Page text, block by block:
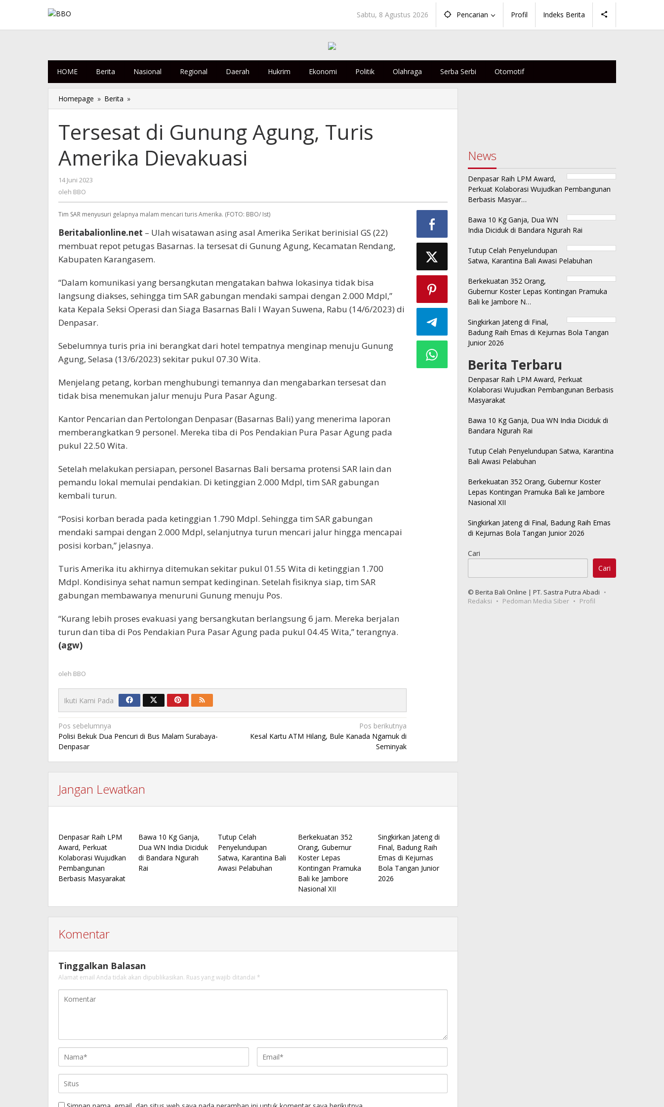
Sabtu, 8 Agustus 2026 Pencarian Profil Indeks Berita
HOME Berita Nasional Regional Daerah Hukrim Ekonomi Politik Olahraga Serba Serbi Otomotif
Homepage » Berita »
di
Agung,
Turis
Amerika
Dievakuasi
Tersesat di Gunung Agung, Turis
Amerika Dievakuasi
14 Juni 2023
oleh BBO
Tim SAR menyusuri gelapnya malam mencari turis Amerika. (FOTO: BBO/ Ist)
Beritabalionline.net – Ulah wisatawan asing asal Amerika Serikat berinisial GS (22)
membuat repot petugas Basarnas. Ia tersesat di Gunung Agung, Kecamatan Rendang,
Kabupaten Karangasem.
“Dalam komunikasi yang bersangkutan mengatakan bahwa lokasinya tidak bisa
langsung diakses, sehingga tim SAR gabungan mendaki sampai dengan 2.000 Mdpl,”
kata Kepala Seksi Operasi dan Siaga Basarnas Bali I Wayan Suwena, Rabu (14/6/2023) di
Denpasar.
Sebelumnya turis pria ini berangkat dari hotel tempatnya menginap menuju Gunung
Agung, Selasa (13/6/2023) sekitar pukul 07.30 Wita.
Menjelang petang, korban menghubungi temannya dan mengabarkan tersesat dan
tidak bisa menemukan jalur menuju Pura Pasar Agung.
Kantor Pencarian dan Pertolongan Denpasar (Basarnas Bali) yang menerima laporan
memberangkatkan 9 personel. Mereka tiba di Pos Pendakian Pura Pasar Agung pada
pukul 22.50 Wita.
Setelah melakukan persiapan, personel Basarnas Bali bersama protensi SAR lain dan
pemandu lokal memulai pendakian. Di ketinggian 2.000 Mdpl, tim SAR gabungan
kembali turun.
“Posisi korban berada pada ketinggian 1.790 Mdpl. Sehingga tim SAR gabungan
mendaki sampai dengan 2.000 Mdpl, selanjutnya turun mencari jalur hingga mencapai
posisi korban,” jelasnya.
Turis Amerika itu akhirnya ditemukan sekitar pukul 01.55 Wita di ketinggian 1.700
Mdpl. Kondisinya sehat namun sempat kedinginan. Setelah fisiknya siap, tim SAR
gabungan membawanya menuruni Gunung menuju Pos.
“Kurang lebih proses evakuasi yang bersangkutan berlangsung 6 jam. Mereka berjalan
turun dan tiba di Pos Pendakian Pura Pasar Agung pada pukul 04.45 Wita,” terangnya.
(agw)
oleh BBO
Ikuti Kami Pada
Navigasi
pos
Pos sebelumnya
Polisi Bekuk Dua Pencuri di Bus Malam Surabaya-
Denpasar
Pos berikutnya
Kesal Kartu ATM Hilang, Bule Kanada Ngamuk di
Seminyak
Jangan Lewatkan
Denpasar Raih LPM
Award, Perkuat
Kolaborasi Wujudkan
Pembangunan
Berbasis Masyarakat
Bawa 10 Kg Ganja,
Dua WN India Diciduk
di Bandara Ngurah
Rai
Tutup Celah
Penyelundupan
Satwa, Karantina Bali
Awasi Pelabuhan
Berkekuatan 352
Orang, Gubernur
Koster Lepas
Kontingan Pramuka
Bali ke Jambore
Nasional XII
Singkirkan Jateng di
Final, Badung Raih
Emas di Kejurnas
Bola Tangan Junior
2026
Komentar
Tinggalkan Balasan
Alamat email Anda tidak akan dipublikasikan. Ruas yang wajib ditandai *
News
Denpasar Raih LPM Award,
Perkuat Kolaborasi Wujudkan Pembangunan
Berbasis Masyar…
Bawa 10 Kg Ganja, Dua WN
India Diciduk di Bandara Ngurah Rai
Tutup Celah Penyelundupan
Satwa, Karantina Bali Awasi Pelabuhan
Berkekuatan 352 Orang,
Gubernur Koster Lepas Kontingan Pramuka
Bali ke Jambore N…
Singkirkan Jateng di Final,
Badung Raih Emas di Kejurnas Bola Tangan
Junior 2026
Berita Terbaru
Denpasar Raih LPM Award, Perkuat
Kolaborasi Wujudkan Pembangunan Berbasis
Masyarakat
Bawa 10 Kg Ganja, Dua WN India Diciduk di
Bandara Ngurah Rai
Tutup Celah Penyelundupan Satwa, Karantina
Bali Awasi Pelabuhan
Berkekuatan 352 Orang, Gubernur Koster
Lepas Kontingan Pramuka Bali ke Jambore
Nasional XII
Singkirkan Jateng di Final, Badung Raih Emas
di Kejurnas Bola Tangan Junior 2026
Cari
Cari
© Berita Bali Online | PT. Sastra Putra Abadi
Redaksi
Pedoman Media Siber Profil